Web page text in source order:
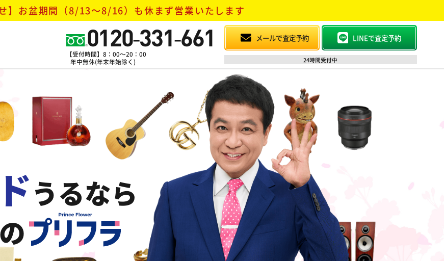
】お盆期間（8/13～8/16） も休まず営業いたします
0120-331-661
【受付時間】8：00～20：00
年中無休(年末年始除く)
メールで査定予約 LINEで査定予約
24時間受付中
うるなら